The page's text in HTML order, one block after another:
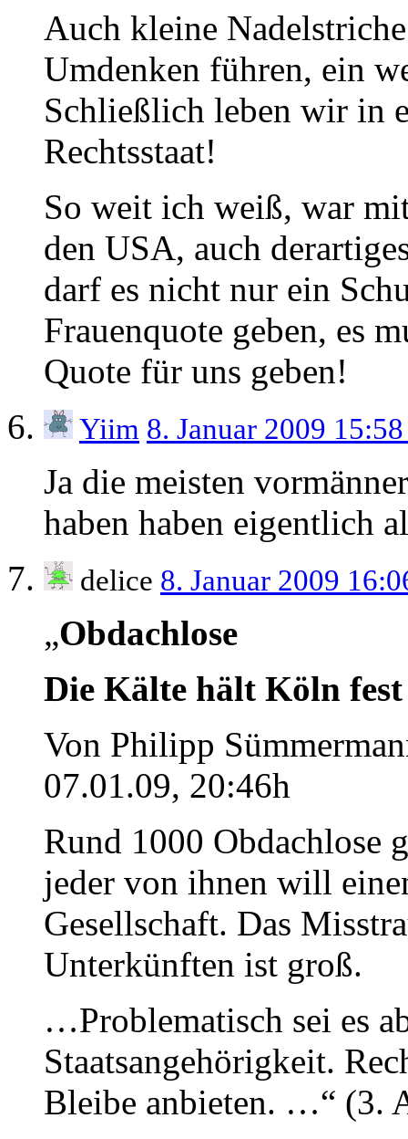
Auch kleine
Umdenken führen, ein
Schließlich leben wir in
Rechtsstaat!
So weit ich weiß, war
den USA, auch
darf es nicht nur ein
Frauenquote geben, es
Quote für uns geben!
Yiim 8. Januar 2009
Ja die meisten
haben haben eigentlich
delice 8. Januar 2009
„Obdachlose
Die Kälte hält Köln
Von Philipp
07.01.09, 20:46h
Rund 1000 Obdachlose
jeder von ihnen will
Gesellschaft. Das
Unterkünften ist groß.
…Problematisch sei es
Staatsangehörigkeit.
Bleibe anbieten. …“ (3.